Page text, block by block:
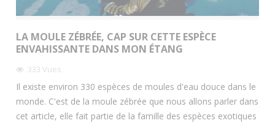
LA MOULE ZÉBRÉE, CAP SUR CETTE ESPÈCE
ENVAHISSANTE DANS MON ÉTANG
333Vues
Il existe environ 330 espèces de moules d'eau douce dans le
monde. C'est de la moule zébrée que nous allons parler dans
cet article, elle fait partie de la famille des espèces exotiques